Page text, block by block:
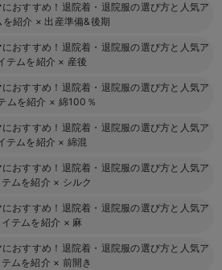
おすすめ！退院着・退院服の選び方と人気ア
を紹介 × 出産準備&後期
おすすめ！退院着・退院服の選び方と人気ア
テムを紹介 × 産後
おすすめ！退院着・退院服の選び方と人気ア
ムを紹介 × 綿100％
おすすめ！退院着・退院服の選び方と人気ア
テムを紹介 × 綿混
おすすめ！退院着・退院服の選び方と人気ア
ムを紹介 × シルク
おすすめ！退院着・退院服の選び方と人気ア
イテムを紹介 × 麻
おすすめ！退院着・退院服の選び方と人気ア
ムを紹介 × 前開き